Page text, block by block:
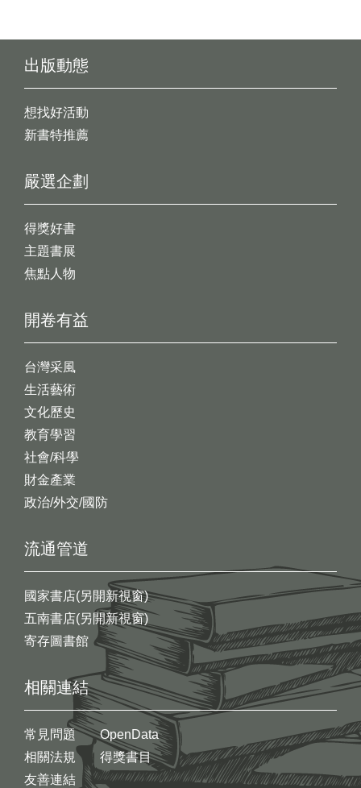
出版動態
想找好活動
新書特推薦
開卷有益
台灣采風
生活藝術
文化歷史
教育學習
社會/科學
財金產業
政治/外交/國防
嚴選企劃
得獎好書
主題書展
焦點人物
流通管道
國家書店(另開新視窗)
五南書店(另開新視窗)
寄存圖書館
相關連結
常見問題
相關法規
友善連結
OpenData
得獎書目